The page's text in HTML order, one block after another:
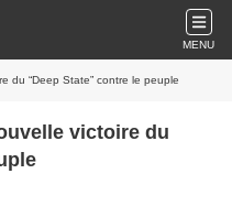
MENU
du “Deep State” contre le peuple
victoire du